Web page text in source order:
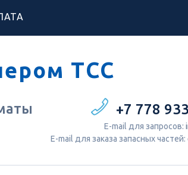
ТСС
+7 778
Е-mail для запросов:
Е-mail для заказа запасных частей: